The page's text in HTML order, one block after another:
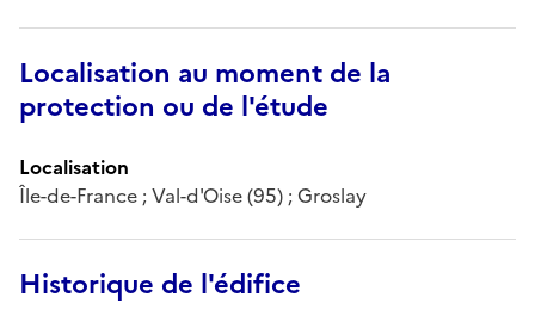
Localisation au moment de la
protection ou de l'étude
Localisation
Île-de-France ; Val-d'Oise (95) ; Groslay
Historique de l'édifice